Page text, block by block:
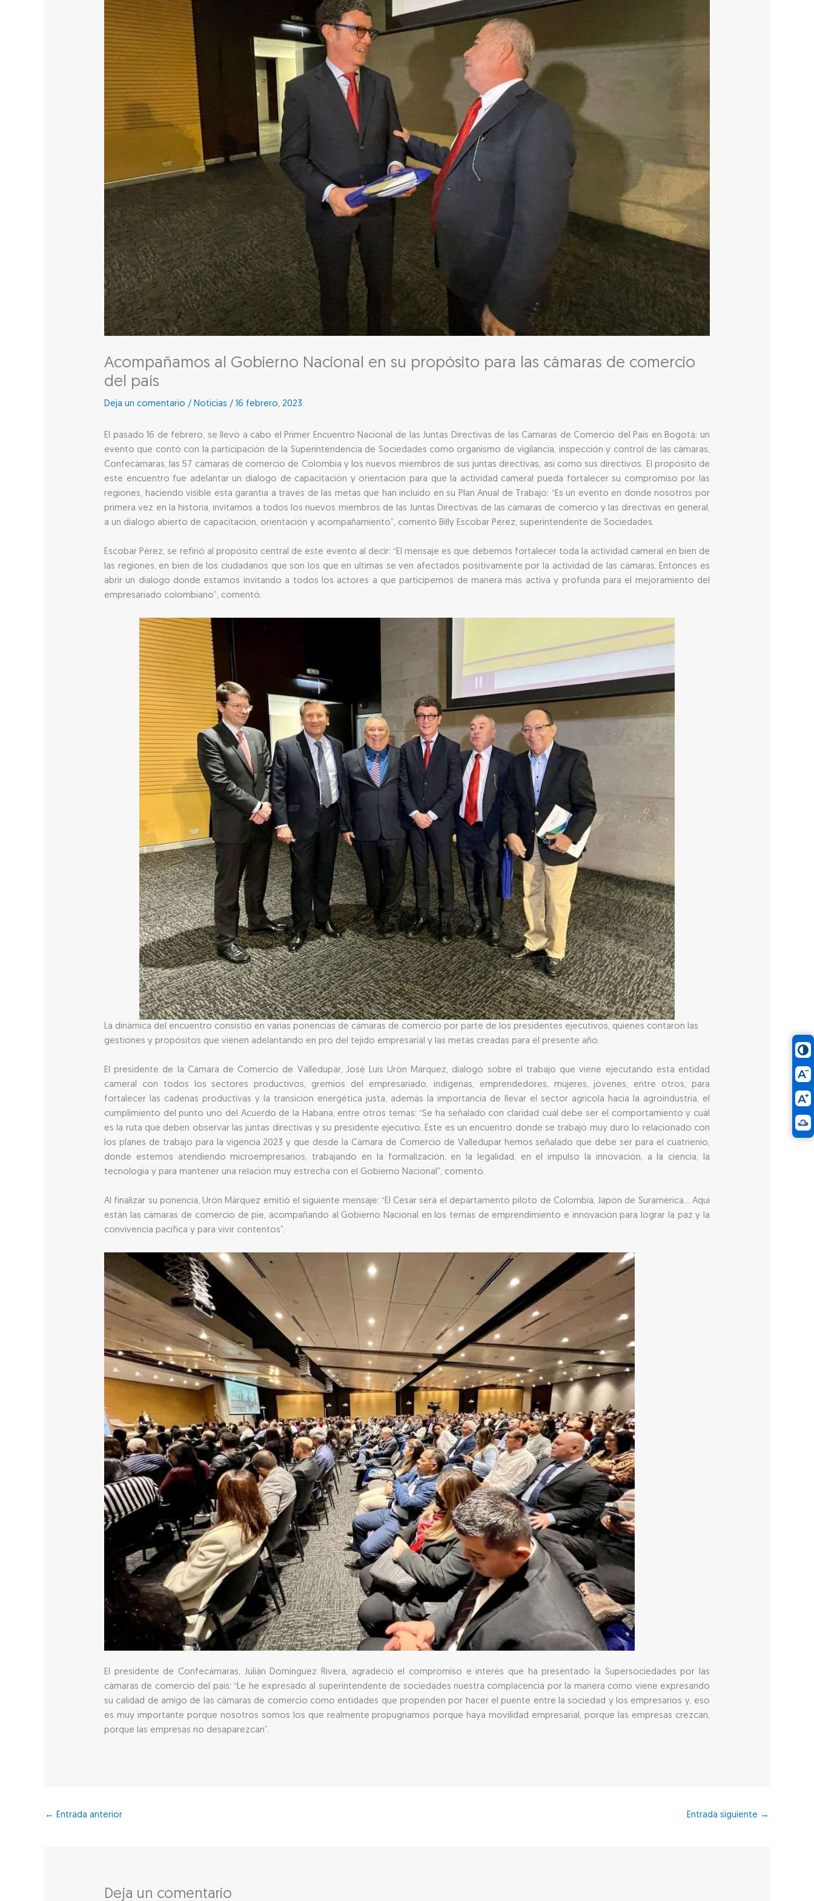
Acompañamos al Gobierno Nacional en su propósito para las cámaras de comercio
del país
Deja un comentario / Noticias /16 febrero, 2023
El pasado 16 de febrero, se llevó a cabo el Primer Encuentro Nacional de las Juntas Directivas de las Cámaras de Comercio del País en Bogotá; un
evento que contó con la participación de la Superintendencia de Sociedades como organismo de vigilancia, inspección y control de las cámaras,
Confecámaras, las 57 cámaras de comercio de Colombia y los nuevos miembros de sus juntas directivas, así como sus directivos. El propósito de
este encuentro fue adelantar un dialogo de capacitación y orientación para que la actividad cameral pueda fortalecer su compromiso por las
regiones, haciendo visible esta garantía a través de las metas que han incluido en su Plan Anual de Trabajo: “Es un evento en donde nosotros por
primera vez en la historia, invitamos a todos los nuevos miembros de las Juntas Directivas de las cámaras de comercio y las directivas en general,
a un dialogo abierto de capacitación, orientación y acompañamiento”, comentó Billy Escobar Pérez, superintendente de Sociedades.
Escobar Pérez, se refirió al propósito central de este evento al decir: “El mensaje es que debemos fortalecer toda la actividad cameral en bien de
las regiones, en bien de los ciudadanos que son los que en ultimas se ven afectados positivamente por la actividad de las cámaras. Entonces es
abrir un dialogo donde estamos invitando a todos los actores a que participemos de manera más activa y profunda para el mejoramiento del
empresariado colombiano”, comentó.
La dinámica del encuentro consistió en varias ponencias de cámaras de comercio por parte de los presidentes ejecutivos, quienes contaron las
gestiones y propósitos que vienen adelantando en pro del tejido empresarial y las metas creadas para el presente año.
El presidente de la Cámara de Comercio de Valledupar, José Luis Urón Márquez, dialogó sobre el trabajo que viene ejecutando esta entidad
cameral con todos los sectores productivos, gremios del empresariado, indígenas, emprendedores, mujeres, jóvenes, entre otros, para
fortalecer las cadenas productivas y la transición energética justa, además la importancia de llevar el sector agrícola hacía la agroindustria, el
cumplimiento del punto uno del Acuerdo de la Habana, entre otros temas: “Se ha señalado con claridad cuál debe ser el comportamiento y cuál
es la ruta que deben observar las juntas directivas y su presidente ejecutivo. Este es un encuentro donde se trabajó muy duro lo relacionado con
los planes de trabajo para la vigencia 2023 y que desde la Cámara de Comercio de Valledupar hemos señalado que debe ser para el cuatrienio,
donde estemos atendiendo microempresarios, trabajando en la formalización, en la legalidad, en el impulso la innovación, a la ciencia, la
tecnología y para mantener una relación muy estrecha con el Gobierno Nacional”, comentó.
Al finalizar su ponencia, Urón Márquez emitió el siguiente mensaje: “El Cesar será el departamento piloto de Colombia, Japón de Suramérica… Aquí
están las cámaras de comercio de pie, acompañando al Gobierno Nacional en los temas de emprendimiento e innovación para lograr la paz y la
convivencia pacífica y para vivir contentos”.
El presidente de Confecámaras, Julián Domínguez Rivera, agradeció el compromiso e interés que ha presentado la Supersociedades por las
cámaras de comercio del país: “Le he expresado al superintendente de sociedades nuestra complacencia por la manera como viene expresando
su calidad de amigo de las cámaras de comercio como entidades que propenden por hacer el puente entre la sociedad y los empresarios y, eso
es muy importante porque nosotros somos los que realmente propugnamos porque haya movilidad empresarial, porque las empresas crezcan,
porque las empresas no desaparezcan”.
← Entrada anterior Entrada siguiente →
Deja un comentario